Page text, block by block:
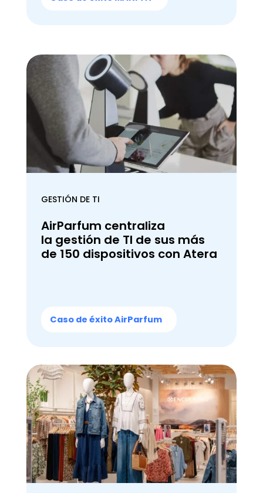
GESTIÓN DE TI
AirParfum centraliza
la gestión de TI de sus más
de 150 dispositivos con Atera
Caso de éxito AirParfum